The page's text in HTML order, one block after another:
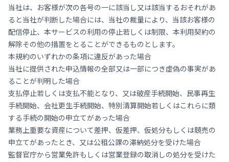
当社は、お客様が次の各号の一に該当し又は該当するおそれがあ
ると当社が判断した場合には、当社の裁量により、当該お客様の
配信停止、本サービスの利用の停止若しくは制限、本利用契約の
解除その他の措置をとることができるものとします。
本規約のいずれかの条項に違反があった場合
当社に提供された申込情報の全部又は一部につき虚偽の事実があ
ることが判明した場合
支払停止若しくは支払不能となり、又は破産手続開始、民事再生
手続開始、会社更生手続開始、特別清算開始若しくはこれらに類
する手続の開始の申立てがあった場合
業務上重要な資産について差押、仮差押、仮処分もしくは競売の
申立てがあったとき、又は公租公課の滞納処分を受けた場合
監督官庁から営業免許もしくは営業登録の取消しの処分を受けた